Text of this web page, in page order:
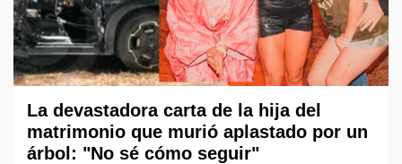
La devastadora carta de la hija del
matrimonio que murió aplastado por un
árbol: "No sé cómo seguir"